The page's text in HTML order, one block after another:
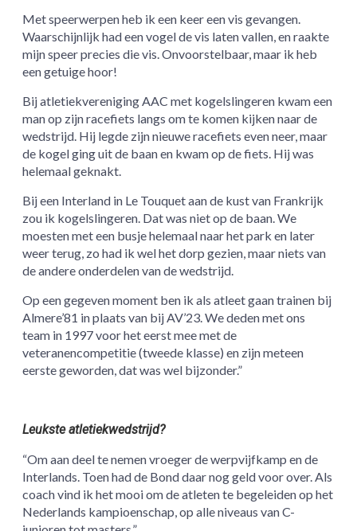
Met speerwerpen heb ik een keer een vis gevangen.
Waarschijnlijk had een vogel de vis laten vallen, en raakte
mijn speer precies die vis. Onvoorstelbaar, maar ik heb
een getuige hoor!
Bij atletiekvereniging AAC met kogelslingeren kwam een
man op zijn racefiets langs om te komen kijken naar de
wedstrijd. Hij legde zijn nieuwe racefiets even neer, maar
de kogel ging uit de baan en kwam op de fiets. Hij was
helemaal geknakt.
Bij een Interland in Le Touquet aan de kust van Frankrijk
zou ik kogelslingeren. Dat was niet op de baan. We
moesten met een busje helemaal naar het park en later
weer terug, zo had ik wel het dorp gezien, maar niets van
de andere onderdelen van de wedstrijd.
Op een gegeven moment ben ik als atleet gaan trainen bij
Almere’81 in plaats van bij AV’23. We deden met ons
team in 1997 voor het eerst mee met de
veteranencompetitie (tweede klasse) en zijn meteen
eerste geworden, dat was wel bijzonder.”
Leukste atletiekwedstrijd?
“Om aan deel te nemen vroeger de werpvijfkamp en de
Interlands. Toen had de Bond daar nog geld voor over. Als
coach vind ik het mooi om de atleten te begeleiden op het
Nederlands kampioenschap, op alle niveaus van C-